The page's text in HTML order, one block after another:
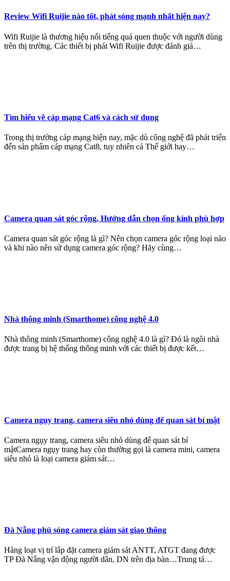
Review Wifi Ruijie nào tốt, phát sóng mạnh nhất hiện nay?
Wifi Ruijie là thương hiệu nổi tiếng quá quen thuộc với người dùng
trên thị trường. Các thiết bị phát Wifi Ruijie được đánh giá…
Tìm hiểu về cáp mạng Cat6 và cách sử dụng
Trong thị trường cáp mạng hiện nay, mặc dù công nghệ đã phát triển
đến sản phẩm cáp mạng Cat8, tuy nhiên cả Thế giới hay…
Camera quan sát góc rộng, Hướng dẫn chọn ống kính phù hợp
Camera quan sát góc rộng là gì? Nên chọn camera góc rộng loại nào
và khi nào nên sử dụng camera góc rộng? Hãy cùng…
Nhà thông minh (Smarthome) công nghệ 4.0
Nhà thông minh (Smarthome) công nghệ 4.0 là gì? Đó là ngôi nhà
được trang bị hệ thống thông minh với các thiết bị được kết…
Camera ngụy trang, camera siêu nhỏ dùng để quan sát bí mật​
Camera ngụy trang, camera siêu nhỏ dùng để quan sát bí
mậtCamera ngụy trang hay còn thường gọi là camera mini, camera
siêu nhỏ là loại camera giám sát…
Đà Nẵng phủ sóng camera giám sát giao thông
Hàng loạt vị trí lắp đặt camera giám sát ANTT, ATGT đang được
TP Đà Nẵng vận động người dân, DN trên địa bàn…Trung tá…